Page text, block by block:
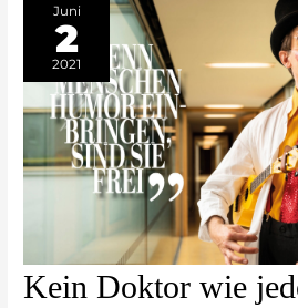
Juni
2
2021
Kein Doktor wie
Kein